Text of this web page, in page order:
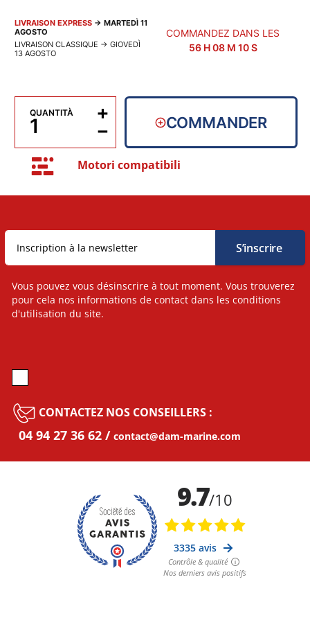
LIVRAISON EXPRESS → MARTEDÌ 11
AGOSTO
LIVRAISON CLASSIQUE → GIOVEDÌ
13 AGOSTO
COMMANDEZ DANS LES
56H08M 09S
QUANTITÀ
−
+ COMMANDER
Motori compatibili
Vous pouvez vous désinscrire à tout moment. Vous trouverez
pour cela nos informations de contact dans les conditions
d'utilisation du site.
CONTACTEZ NOS CONSEILLERS :
04 94 27 36 62 contact@dam-marine.com